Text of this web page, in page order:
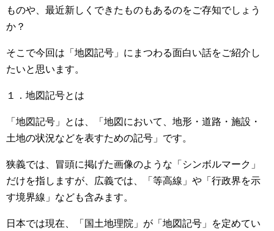
ものや、最近新しくできたものもあるのをご存知でしょう
か？
そこで今回は「地図記号」にまつわる面白い話をご紹介し
たいと思います。
１．地図記号とは
「地図記号」とは、「地図において、地形・道路・施設・
土地の状況などを表すための記号」です。
狭義では、冒頭に掲げた画像のような「シンボルマーク」
だけを指しますが、広義では、「等高線」や「行政界を示
す境界線」なども含みます。
日本では現在、「国土地理院」が「地図記号」を定めてい